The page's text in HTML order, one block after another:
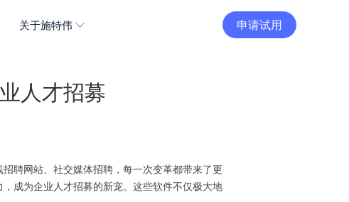
关于施特伟 申请试用
人才招募
聘网站、社交媒体招聘，每一次变革都带来了更
成为企业人才招募的新宠。这些软件不仅极大地